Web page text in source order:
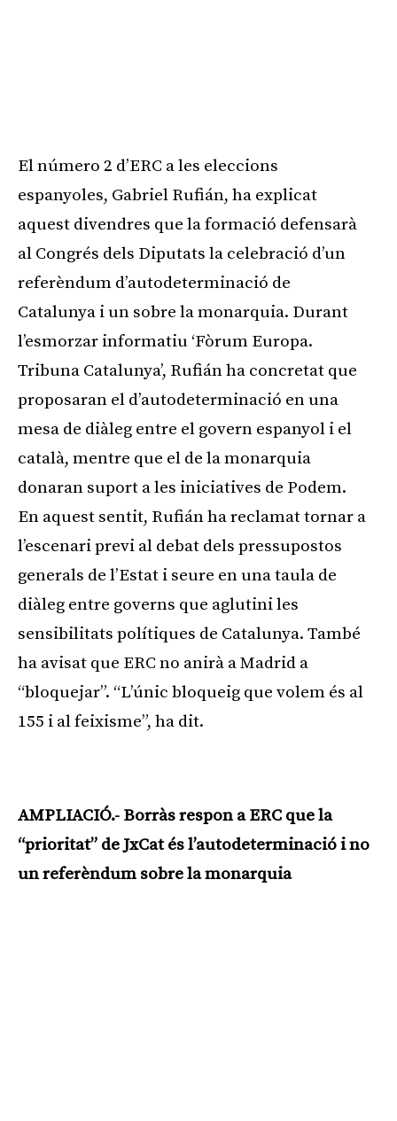
El número 2 d’ERC a les eleccions
espanyoles, Gabriel Rufián, ha explicat
aquest divendres que la formació defensarà
al Congrés dels Diputats la celebració d’un
referèndum d’autodeterminació de
Catalunya i un sobre la monarquia. Durant
l’esmorzar informatiu ‘Fòrum Europa.
Tribuna Catalunya’, Rufián ha concretat que
proposaran el d’autodeterminació en una
mesa de diàleg entre el govern espanyol i el
català, mentre que el de la monarquia
donaran suport a les iniciatives de Podem.
En aquest sentit, Rufián ha reclamat tornar a
l’escenari previ al debat dels pressupostos
generals de l’Estat i seure en una taula de
diàleg entre governs que aglutini les
sensibilitats polítiques de Catalunya. També
ha avisat que ERC no anirà a Madrid a
“bloquejar”. “L’únic bloqueig que volem és al
155 i al feixisme”, ha dit.
AMPLIACIÓ.- Borràs respon a ERC que la
“prioritat” de JxCat és l’autodeterminació i no
un referèndum sobre la monarquia